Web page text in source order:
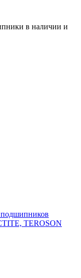
в наличии и
TEROSON